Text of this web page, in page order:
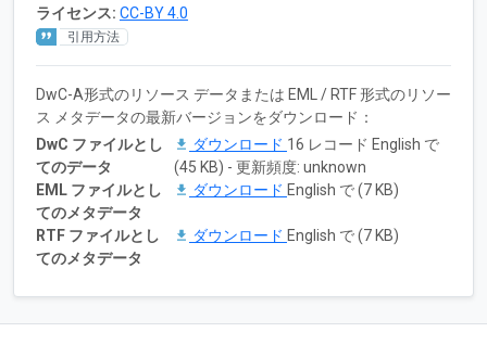
ライセンス: CC-BY 4.0
引用方法
DwC-A形式のリソース データまたは EML / RTF 形式のリソー
ス メタデータの最新バージョンをダウンロード：
DwC ファイルとし
てのデータ
ダウンロード 16 レコード English で
(45 KB) - 更新頻度: unknown
EML ファイルとし
てのメタデータ
ダウンロード English で (7 KB)
RTF ファイルとし
てのメタデータ
ダウンロード English で (7 KB)